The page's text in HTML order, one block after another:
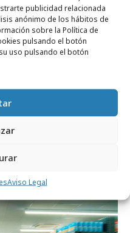
publicidad relacionada
anónimo de los hábitos de
sobre la Política de
pulsando el botón
uso pulsando el botón
Aviso Legal
y GUT celebran